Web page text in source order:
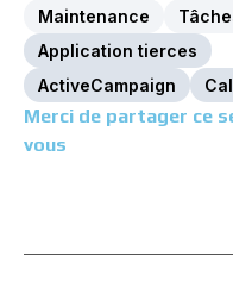
Maintenance
Application tierces
ActiveCampaign
Merci de partager ce
vous